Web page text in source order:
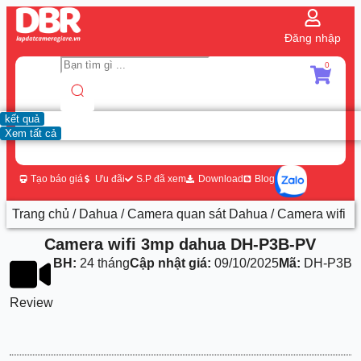
Đăng nhập
kết quả
Xem tất cả
0
Tạo báo giá Ưu đãi S.P đã xem Download Blog
Trang chủ / Dahua /Camera quan sát Dahua / Camera wifi
Camera wifi 3mp dahua DH-P3B-PV
Review
BH: 24 thángCập nhật giá: 09/10/2025Mã: DH-P3B-